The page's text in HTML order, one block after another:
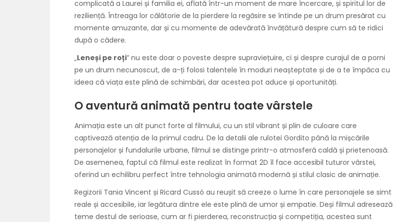
complicată a Laurei și familia ei, aflată într-un moment de mare încercare, și spiritul lor de
reziliență. Întreaga lor călătorie de la pierdere la regăsire se întinde pe un drum presărat cu
momente amuzante, dar și cu momente de adevărată învățătură despre cum să te ridici
după o cădere.
„Leneși pe roți” nu este doar o poveste despre supraviețuire, ci și despre curajul de a porni
pe un drum necunoscut, de a-ți folosi talentele în moduri neașteptate și de a te împăca cu
ideea că viața este plină de schimbări, dar acestea pot aduce și oportunități.
O aventură animată pentru toate vârstele
Animația este un alt punct forte al filmului, cu un stil vibrant și plin de culoare care
captivează atenția de la primul cadru. De la detalii ale rulotei Gordito până la mișcările
personajelor și fundalurile urbane, filmul se distinge printr-o atmosferă caldă și prietenoasă.
De asemenea, faptul că filmul este realizat în format 2D îl face accesibil tuturor vârstei,
oferind un echilibru perfect între tehnologia animată modernă și stilul clasic de animație.
Regizorii Tania Vincent și Ricard Cussó au reușit să creeze o lume în care personajele se simt
reale și accesibile, iar legătura dintre ele este plină de umor și empatie. Deși filmul adresează
teme destul de serioase, cum ar fi pierderea, reconstrucția și competiția, acestea sunt